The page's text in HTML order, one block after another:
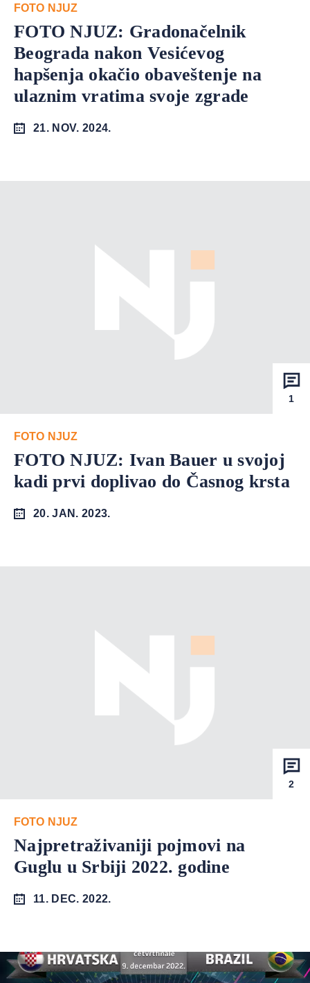
FOTO NJUZ
FOTO NJUZ: Gradonačelnik
Beograda nakon Vesićevog
hapšenja okačio obaveštenje na
ulaznim vratima svoje zgrade
21. NOV. 2024.
1
FOTO NJUZ
FOTO NJUZ: Ivan Bauer u svojoj
kadi prvi doplivao do Časnog krsta
20. JAN. 2023.
2
FOTO NJUZ
Najpretraživaniji pojmovi na
Guglu u Srbiji 2022. godine
11. DEC. 2022.